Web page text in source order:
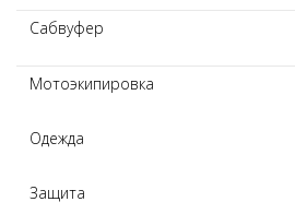
Сабвуфер
Мотоэкипировка
Одежда
Защита